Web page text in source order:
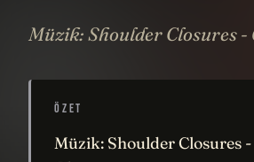
Müzik: Shoulder Closures -
ÖZET
Müzik: Shoulder Closures